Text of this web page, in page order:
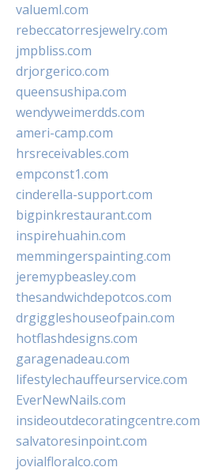
valueml.com
rebeccatorresjewelry.com
jmpbliss.com
drjorgerico.com
queensushipa.com
wendyweimerdds.com
ameri-camp.com
hrsreceivables.com
empconst1.com
cinderella-support.com
bigpinkrestaurant.com
inspirehuahin.com
memmingerspainting.com
jeremypbeasley.com
thesandwichdepotcos.com
drgiggleshouseofpain.com
hotflashdesigns.com
garagenadeau.com
lifestylechauffeurservice.com
EverNewNails.com
insideoutdecoratingcentre.com
salvatoresinpoint.com
jovialfloralco.com